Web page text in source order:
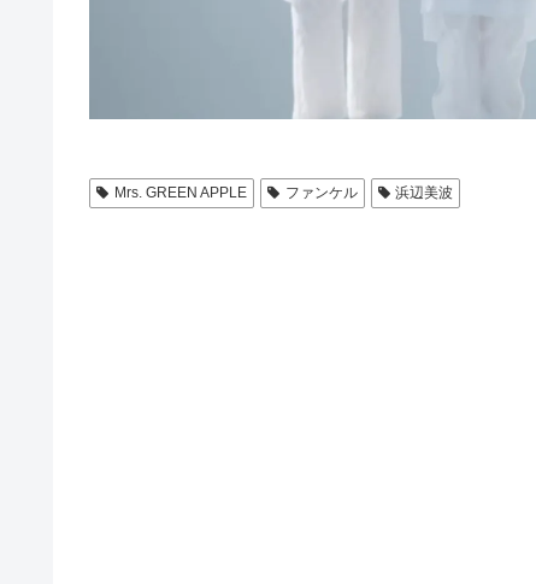
Mrs. GREEN APPLE ファンケル 浜辺美波